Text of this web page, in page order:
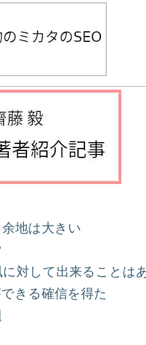
地は大きい
対して出来ることは
きる確信を得た